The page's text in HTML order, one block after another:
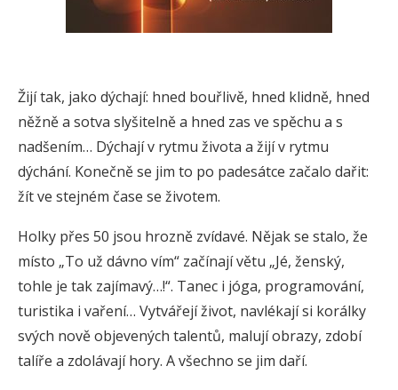
Žijí tak, jako dýchají: hned bouřlivě, hned klidně, hned
něžně a sotva slyšitelně a hned zas ve spěchu a s
nadšením… Dýchají v rytmu života a žijí v rytmu
dýchání. Konečně se jim to po padesátce začalo dařit:
žít ve stejném čase se životem.
Holky přes 50 jsou hrozně zvídavé. Nějak se stalo, že
místo „To už dávno vím“ začínají větu „Jé, ženský,
tohle je tak zajímavý…!“. Tanec i jóga, programování,
turistika i vaření… Vytvářejí život, navlékají si korálky
svých nově objevených talentů, malují obrazy, zdobí
talíře a zdolávají hory. A všechno se jim daří.